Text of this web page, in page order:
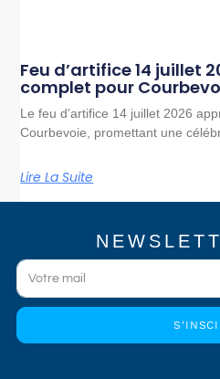
Feu d’artifice 14 juillet
complet pour
Le feu d’artifice 14 juillet 2026
Courbevoie, promettant une
Lire La Suite